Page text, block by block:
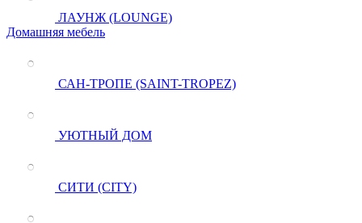
ЛАУНЖ (LOUNGE)
Домашняя мебель
САН-ТРОПЕ (SAINT-TROPEZ)
УЮТНЫЙ ДОМ
СИТИ (CITY)